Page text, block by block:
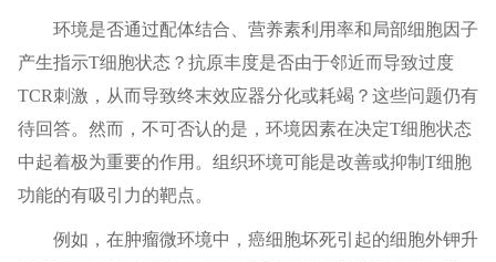
环境是否通过配体结合、营养素利用率和局部细胞因子
产生指示T细胞状态？抗原丰度是否由于邻近而导致过度
TCR刺激，从而导致终末效应器分化或耗竭？这些问题仍有
待回答。然而，不可否认的是，环境因素在决定T细胞状态
中起着极为重要的作用。组织环境可能是改善或抑制T细胞
功能的有吸引力的靶点。
例如，在肿瘤微环境中，癌细胞坏死引起的细胞外钾升